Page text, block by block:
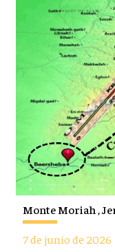
Monte Moriah ,
7 de junio de 2026